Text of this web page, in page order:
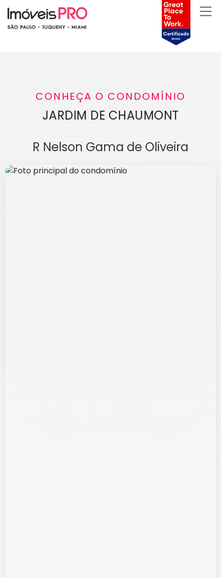
CONHEÇA O CONDOMÍNIO
JARDIM DE CHAUMONT
R Nelson Gama de Oliveira